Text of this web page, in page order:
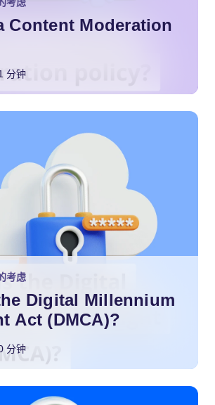
Content Moderation
分钟
考虑
Digital Millennium
Act (DMCA)?
分钟